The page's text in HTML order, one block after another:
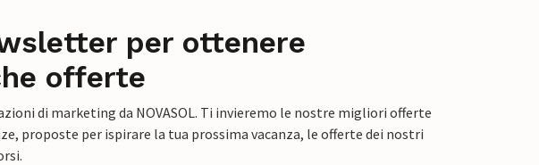
per ottenere
offerte
di marketing da NOVASOL. Ti invieremo le nostre migliori offerte
proposte per ispirare la tua prossima vacanza, le offerte dei nostri